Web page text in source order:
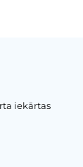
iekārtas